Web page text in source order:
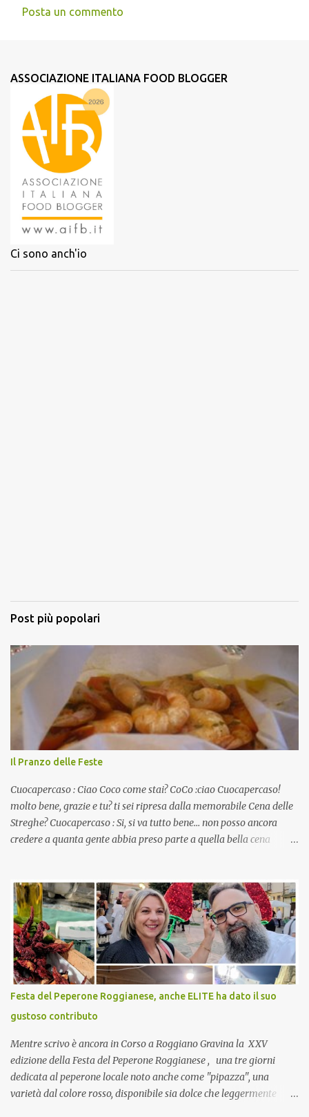
Posta un commento
ASSOCIAZIONE ITALIANA FOOD BLOGGER
Ci sono anch'io
Post più popolari
Il Pranzo delle Feste
Cuocapercaso : Ciao Coco come stai? CoCo :ciao Cuocapercaso!
molto bene, grazie e tu? ti sei ripresa dalla memorabile Cena delle
Streghe? Cuocapercaso : Si, si va tutto bene… non posso ancora
credere a quanta gente abbia preso parte a quella bella cena
pranzo, racconta un po'! Perchè io avrò ospiti e cerco degli spunti...
Cuocapercaso : A dire il vero domenica prossima non preparo
nulla perché vado al Pranzo Aziendale di fine anno organizzato dai
mie capi! CoCo : Pranzo aziendale? Una bella idea! Cuocapercaso :
si, è un modo per riunirsi tutti a fine anno e tirare le somme…
naturalmente mangiando tutti insieme, con grande convivialità!
CoCo : è naturale il cibo, come sappiamo bene, funziona spesso da
collante e anche nel lavoro riesce a creare spesso l’ambiente
favorevole per molte belle opportunità, non trovi? Cuocapercaso :
Si, concordo! …addirittura si dice...
Festa del Peperone Roggianese, anche ELITE ha dato il suo
gustoso contributo
Mentre scrivo è ancora in Corso a Roggiano Gravina la XXV
edizione della Festa del Peperone Roggianese , una tre giorni
dedicata al peperone locale noto anche come "pipazza", una
varietà dal colore rosso, disponibile sia dolce che leggermente